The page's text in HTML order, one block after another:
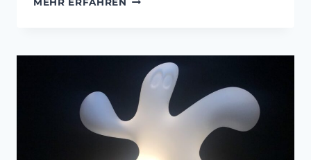
MEHR ERFAHREN